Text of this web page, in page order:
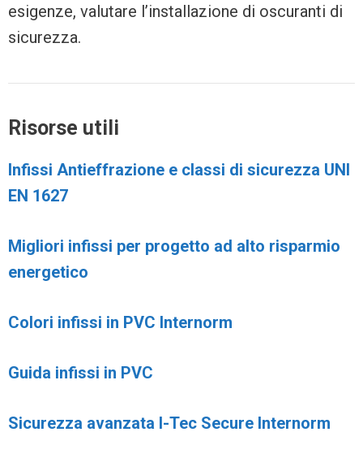
esigenze, valutare l’installazione di oscuranti di
sicurezza.
Risorse utili
Infissi Antieffrazione e classi di sicurezza UNI
EN 1627
Migliori infissi per progetto ad alto risparmio
energetico
Colori infissi in PVC Internorm
Guida infissi in PVC
Sicurezza avanzata I-Tec Secure Internorm